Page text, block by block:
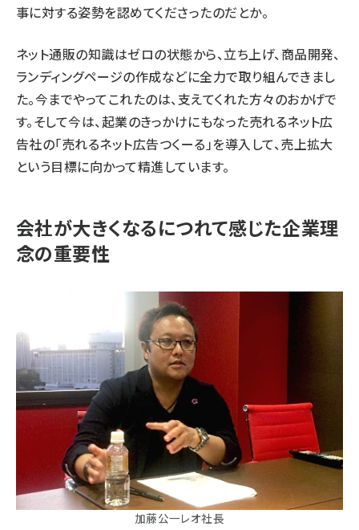
事に対する姿勢を認めてくださったのだとか。
ネット通販の知識はゼロの状態から、立ち上げ、商品開発、
ランディングページの作成などに全力で取り組んできまし
た。今までやってこれたのは、支えてくれた方々のおかげで
す。そして今は、起業のきっかけにもなった売れるネット広
告社の「売れるネット広告つくーる」を導入して、売上拡大
という目標に向かって精進しています。
会社が大きくなるにつれて感じた企業理
念の重要性
加藤公一レオ社長